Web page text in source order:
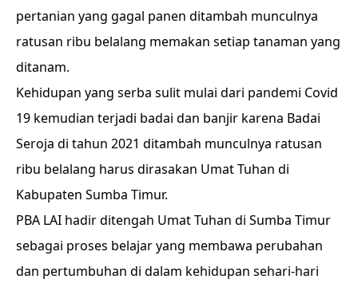
pertanian yang gagal panen ditambah munculnya
ratusan ribu belalang memakan setiap tanaman yang
ditanam.
Kehidupan yang serba sulit mulai dari pandemi Covid
19 kemudian terjadi badai dan banjir karena Badai
Seroja di tahun 2021 ditambah munculnya ratusan
ribu belalang harus dirasakan Umat Tuhan di
Kabupaten Sumba Timur.
PBA LAI hadir ditengah Umat Tuhan di Sumba Timur
sebagai proses belajar yang membawa perubahan
dan pertumbuhan di dalam kehidupan sehari-hari